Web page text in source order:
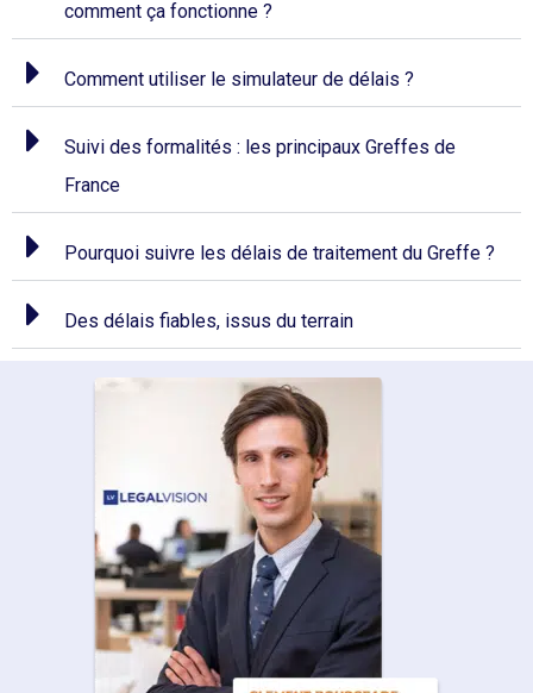
comment ça fonctionne ?
Comment utiliser le simulateur de délais ?
Suivi des formalités : les principaux Greffes de
France
Pourquoi suivre les délais de traitement du Greffe ?
Des délais fiables, issus du terrain